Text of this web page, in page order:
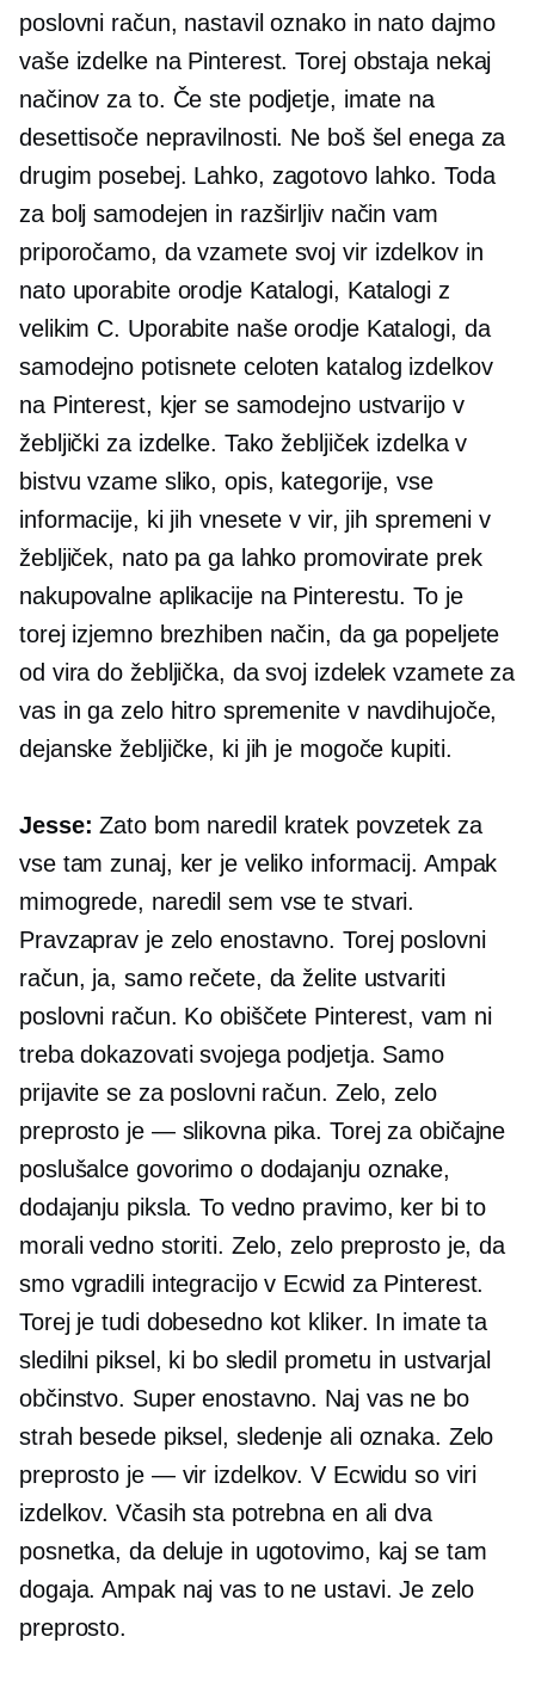
poslovni račun, nastavil oznako in nato dajmo
vaše izdelke na Pinterest. Torej obstaja nekaj
načinov za to. Če ste podjetje, imate na
desettisoče nepravilnosti. Ne boš šel enega za
drugim posebej. Lahko, zagotovo lahko. Toda
za bolj samodejen in razširljiv način vam
priporočamo, da vzamete svoj vir izdelkov in
nato uporabite orodje Katalogi, Katalogi z
velikim C. Uporabite naše orodje Katalogi, da
samodejno potisnete celoten katalog izdelkov
na Pinterest, kjer se samodejno ustvarijo v
žebljički za izdelke. Tako žebljiček izdelka v
bistvu vzame sliko, opis, kategorije, vse
informacije, ki jih vnesete v vir, jih spremeni v
žebljiček, nato pa ga lahko promovirate prek
nakupovalne aplikacije na Pinterestu. To je
torej izjemno brezhiben način, da ga popeljete
od vira do žebljička, da svoj izdelek vzamete za
vas in ga zelo hitro spremenite v navdihujoče,
dejanske žebljičke, ki jih je mogoče kupiti.
Jesse: Zato bom naredil kratek povzetek za
vse tam zunaj, ker je veliko informacij. Ampak
mimogrede, naredil sem vse te stvari.
Pravzaprav je zelo enostavno. Torej poslovni
račun, ja, samo rečete, da želite ustvariti
poslovni račun. Ko obiščete Pinterest, vam ni
treba dokazovati svojega podjetja. Samo
prijavite se za poslovni račun. Zelo, zelo
preprosto je — slikovna pika. Torej za običajne
poslušalce govorimo o dodajanju oznake,
dodajanju piksla. To vedno pravimo, ker bi to
morali vedno storiti. Zelo, zelo preprosto je, da
smo vgradili integracijo v Ecwid za Pinterest.
Torej je tudi dobesedno kot kliker. In imate ta
sledilni piksel, ki bo sledil prometu in ustvarjal
občinstvo. Super enostavno. Naj vas ne bo
strah besede piksel, sledenje ali oznaka. Zelo
preprosto je — vir izdelkov. V Ecwidu so viri
izdelkov. Včasih sta potrebna en ali dva
posnetka, da deluje in ugotovimo, kaj se tam
dogaja. Ampak naj vas to ne ustavi. Je zelo
preprosto.